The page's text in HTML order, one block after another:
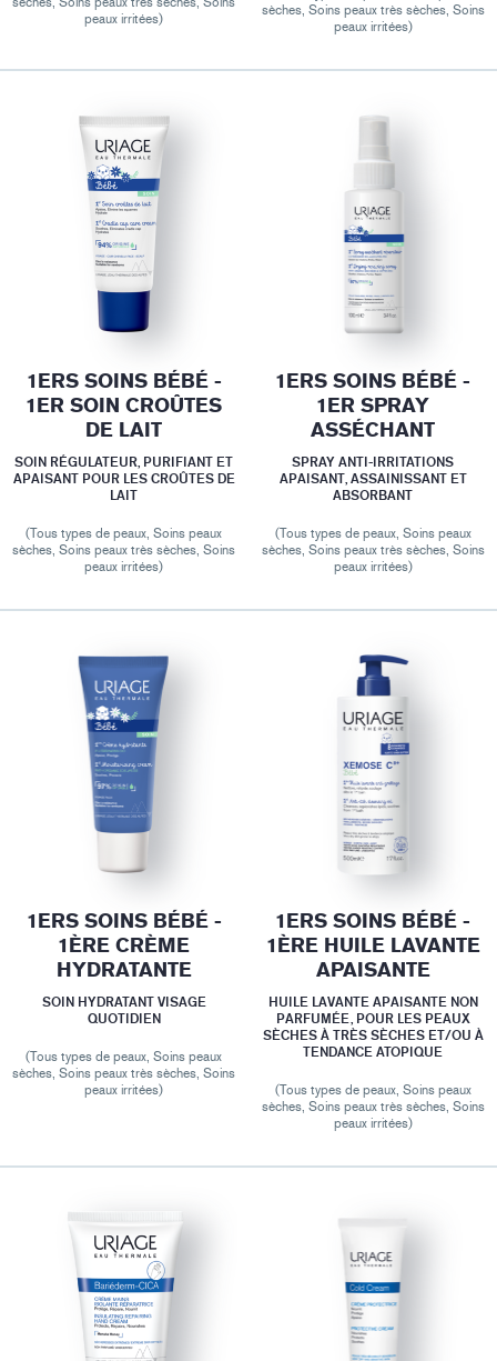
peaux irritées)
sèches, Soins peaux très sèches, Soins
peaux irritées)
1ERS SOINS BÉBÉ -
1ER SOIN CROÛTES
DE LAIT
SOIN RÉGULATEUR, PURIFIANT ET
APAISANT POUR LES CROÛTES DE
LAIT
(Tous types de peaux, Soins peaux
sèches, Soins peaux très sèches, Soins
peaux irritées)
1ERS SOINS BÉBÉ -
1ER SPRAY
ASSÉCHANT
SPRAY ANTI-IRRITATIONS
APAISANT, ASSAINISSANT ET
ABSORBANT
(Tous types de peaux, Soins peaux
sèches, Soins peaux très sèches, Soins
peaux irritées)
1ERS SOINS BÉBÉ -
1ÈRE CRÈME
HYDRATANTE
SOIN HYDRATANT VISAGE
QUOTIDIEN
(Tous types de peaux, Soins peaux
sèches, Soins peaux très sèches, Soins
peaux irritées)
1ERS SOINS BÉBÉ -
1ÈRE HUILE LAVANTE
APAISANTE
HUILE LAVANTE APAISANTE NON
PARFUMÉE, POUR LES PEAUX
SÈCHES À TRÈS SÈCHES ET/OU À
TENDANCE ATOPIQUE
(Tous types de peaux, Soins peaux
sèches, Soins peaux très sèches, Soins
peaux irritées)